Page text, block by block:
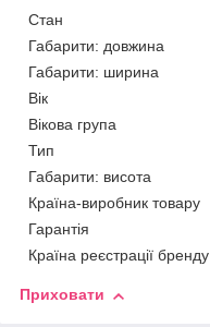
Стан
Габарити: довжина
Габарити: ширина
Вік
Вікова група
Тип
Габарити: висота
Країна-виробник товару
Гарантія
Країна реєстрації бренду
Приховати